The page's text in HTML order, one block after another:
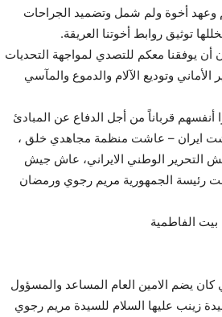
وعهد أخوة ولم شمل وتضميد الجراحات
توثيق روابط أخوتنا العريقة.
أن يوفقنا معكم للتصدي لمواجهة التحديات
الأماني وتوديع الآلام والدموع والمآسي
أنفسهم قرباناً من أجل الدفاع عن المبادئ
ايران – عاشت منظمة مجاهدي خلق ،
الوطني الايراني، عاش جيش
رئيسة الجمهورية مريم رجوي ورمضان
بيت الفاطمية
كان يضم الامين العام المساعد والمسؤول
زينب عليها السلام للسيدة مريم رجوي